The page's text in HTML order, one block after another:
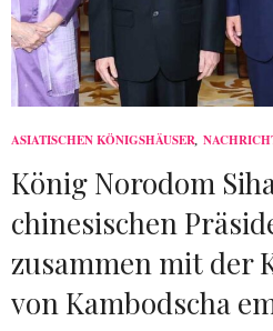
ASIATISCHEN KÖNIGSHÄUSER,
König Norodom
chinesischen
zusammen mit der
von Kambodscha